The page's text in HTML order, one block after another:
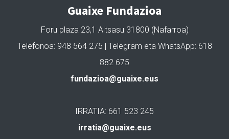
Guaixe Fundazioa
Foru plaza 23,1 Altsasu 31800 (Nafarroa)
Telefonoa: 948 564 275 | Telegram eta WhatsApp: 618
882 675
fundazioa@guaixe.eus
IRRATIA: 661 523 245
irratia@guaixe.eus